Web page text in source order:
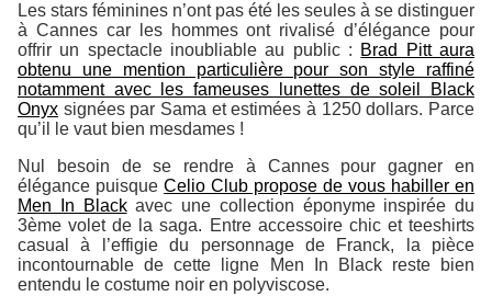
Les stars féminines n’ont pas été les seules à se distinguer
à Cannes car les hommes ont rivalisé d’élégance pour
offrir un spectacle inoubliable au public : Brad Pitt aura
obtenu une mention particulière pour son style raffiné
notamment avec les fameuses lunettes de soleil Black
Onyx signées par Sama et estimées à 1250 dollars. Parce
qu’il le vaut bien mesdames !
Nul besoin de se rendre à Cannes pour gagner en
élégance puisque Celio Club propose de vous habiller en
Men In Blackavec une collection éponyme inspirée du
3ème volet de la saga. Entre accessoire chic et teeshirts
casual à l’effigie du personnage de Franck, la pièce
incontournable de cette ligne Men In Black reste bien
entendu le costume noir en polyviscose.